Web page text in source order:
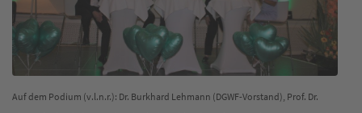
Auf dem Podium (v.l.n.r.): Dr. Burkhard Lehmann (DGWF-Vorstand), Prof. Dr.